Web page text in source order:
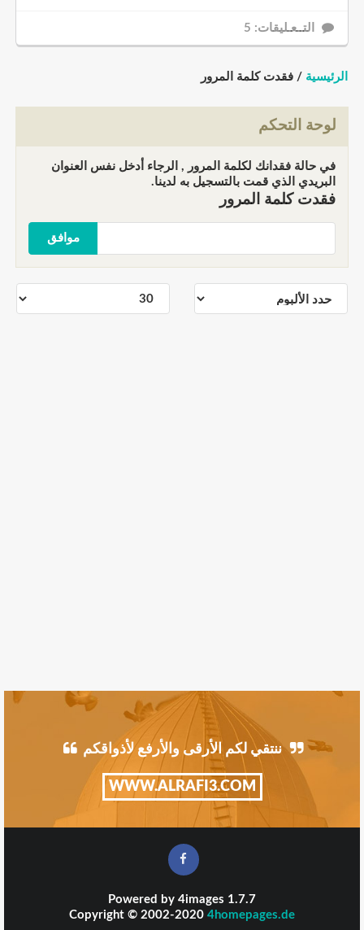
التــعـليقات: 5
الرئيسية / فقدت كلمة المرور
لوحة التحكم
في حالة فقدانك لكلمة المرور , الرجاء أدخل نفس العنوان
البريدي الذي قمت بالتسجيل به لدينا.
فقدت كلمة المرور
موافق
ننتقي لكم الأرقى والأرفع لأذواقكم
WWW.ALRAFI3.COM
Powered by 4images 1.7.7
Copyright © 2002-2020 4homepages.de